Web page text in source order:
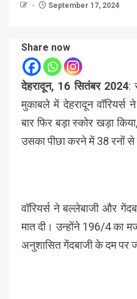
September 17, 2024
Share now
देहरादून, 16 सितंबर 2024:
मुकाबले में देहरादून
बार फिर बड़ा स्कोर खड़ा
उसका पीछा करने में 38 रनों से
वॉरियर्स ने बल्लेबाजी और
मात दी। उन्होंने 196/4 का
अनुशासित गेंदबाजी के दम पर